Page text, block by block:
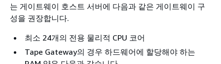
는 게이트웨이 호스트 서버에 다음과 같은 게이트웨이 구
성을 권장합니다.
최소 24개의 전용 물리적 CPU 코어
Tape Gateway의 경우 하드웨어에 할당해야 하는